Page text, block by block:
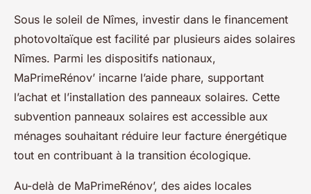
Sous le soleil de Nîmes, investir dans le financement
photovoltaïque est facilité par plusieurs aides solaires
Nîmes. Parmi les dispositifs nationaux,
MaPrimeRénov’ incarne l’aide phare, supportant
l’achat et l’installation des panneaux solaires. Cette
subvention panneaux solaires est accessible aux
ménages souhaitant réduire leur facture énergétique
tout en contribuant à la transition écologique.
Au-delà de MaPrimeRénov’, des aides locales